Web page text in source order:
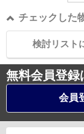
チェックした
検討リスト
無料会員登録
会員